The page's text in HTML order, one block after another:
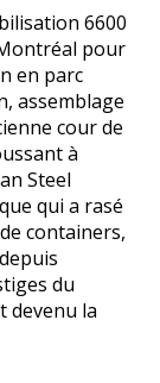
6600
pour
en parc
assemblage
cour de
à
Steel
qui a rasé
containers,
du
devenu la